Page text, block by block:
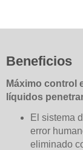
Beneficios
Máximo control
líquidos
El sistema
error
eliminado